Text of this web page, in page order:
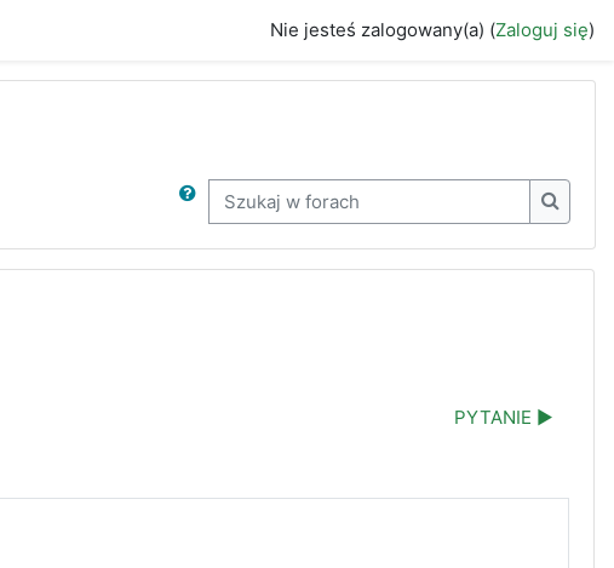
Nie jesteś zalogowany(a) (Zaloguj się)
Szukaj w forach
Szukaj
PYTANIE ▶︎